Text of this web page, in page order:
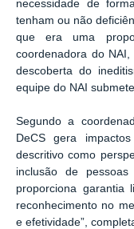
necessidade de
tenham ou não
que era uma
coordenadora do
descoberta do
equipe do NAI
Segundo a
DeCS gera
descritivo como
inclusão de
proporciona
reconhecimento no
e efetividade”,